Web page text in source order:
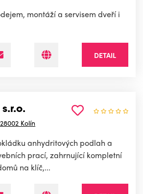
montáží a servisem dveří i
DETAIL
Kolín
anhydritových podlah a
prací, zahrnující kompletní
na klíč,...